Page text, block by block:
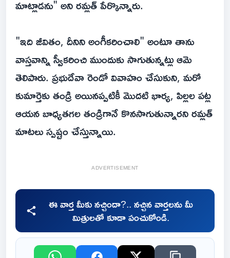
మాట్లాడను" అని రమ్లత్ పేర్కొన్నారు.
"ఇది జీవితం, దీనిని అంగీకరించాలి" అంటూ తాను
వాస్తవాన్ని స్వీకరించి ముందుకు సాగుతున్నట్లు ఆమె
తెలిపారు. ప్రభుదేవా రెండో వివాహం చేసుకుని, మరో
కుమార్తెకు తండ్రి అయినప్పటికీ మొదటి భార్య, పిల్లల పట్ల
ఆయన బాధ్యతగల తండ్రిగానే కొనసాగుతున్నారని రమ్లత్
మాటలు స్పష్టం చేస్తున్నాయి.
ADVERTISEMENT
ఈ వార్త మీకు నచ్చిందా?.. నచ్చిన వార్తలను మీ
మిత్రులతో కూడా పంచుకోండి.